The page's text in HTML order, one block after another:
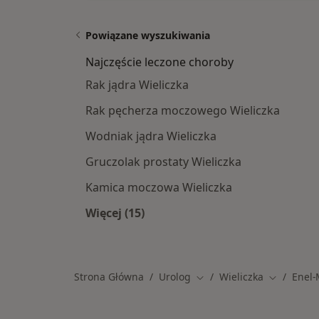
Powiązane wyszukiwania
Najczęście leczone choroby
Rak jądra Wieliczka
Rak pęcherza moczowego Wieliczka
Wodniak jądra Wieliczka
Gruczolak prostaty Wieliczka
Kamica moczowa Wieliczka
Więcej (15)
Strona Główna Urolog Zmień miasto
Wieliczka ZmieńEnel-